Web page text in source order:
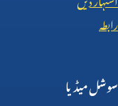
رابطہ
سوشل میڈیا